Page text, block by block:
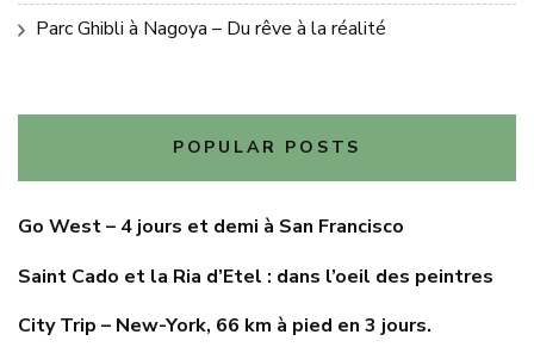
Parc Ghibli à Nagoya – Du rêve à la réalité
POPULAR POSTS
Go West – 4 jours et demi à San Francisco
Saint Cado et la Ria d’Etel : dans l’oeil des peintres
City Trip – New-York, 66 km à pied en 3 jours.